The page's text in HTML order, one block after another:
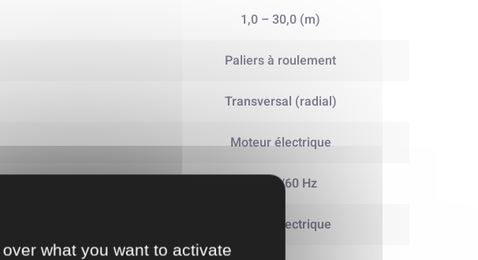
1,0 – 30,0 (m)
Paliers à roulement
Transversal (radial)
Moteur électrique
50 Hz /60 Hz
Moteur électrique
what you want to activate